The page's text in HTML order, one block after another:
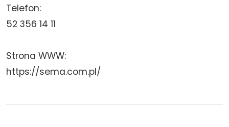
Telefon:
52 356 14 11
Strona WWW:
https://sema.com.pl/